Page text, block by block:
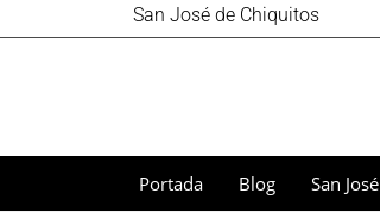
San José de Chiquitos
Portada Blog San José